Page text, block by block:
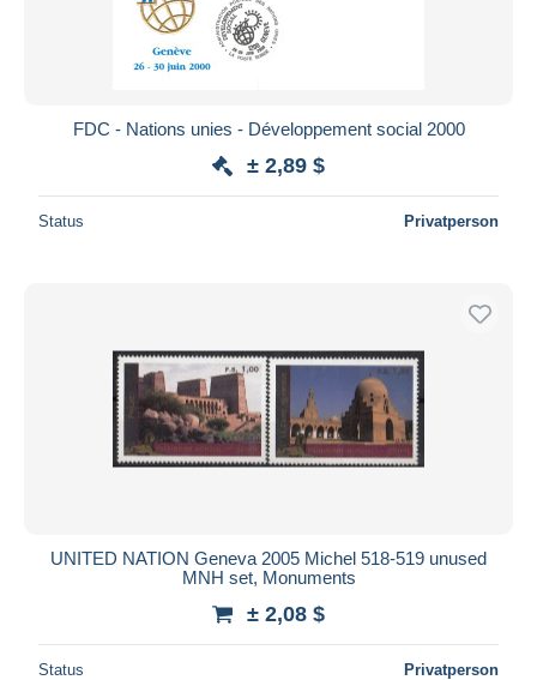
FDC - Nations unies - Développement social 2000
± 2,89 $
Status Privatperson
UNITED NATION Geneva 2005 Michel 518-519 unused
MNH set, Monuments
± 2,08 $
Status Privatperson